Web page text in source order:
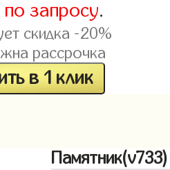
по запросу.
скидка -20%
рассрочка
в 1 клик
Памятник(v733)